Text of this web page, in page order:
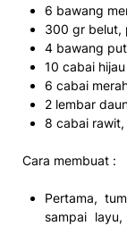
6 bawang
300 gr belut,
4 bawang
10 cabai
6 cabai
2 lembar
8 cabai rawit,
Cara membuat :
Pertama,
sampai